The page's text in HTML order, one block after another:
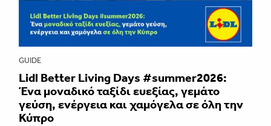
GUIDE
Lidl Better Living Days #summer2026:
Ένα μοναδικό ταξίδι ευεξίας, γεμάτο
γεύση, ενέργεια και χαμόγελα σε όλη την
Κύπρο